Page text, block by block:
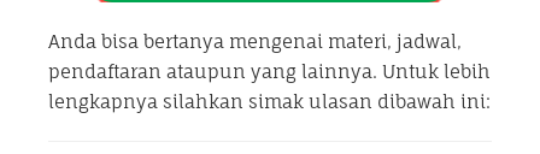
Anda bisa bertanya mengenai materi, jadwal,
pendaftaran ataupun yang lainnya. Untuk lebih
lengkapnya silahkan simak ulasan dibawah ini: